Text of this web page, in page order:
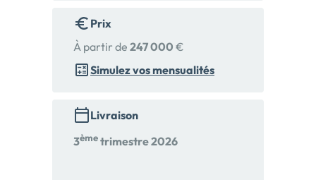
Prix
À partir de 247 000 €
Simulez vos mensualités
Livraison
3èmetrimestre 2026